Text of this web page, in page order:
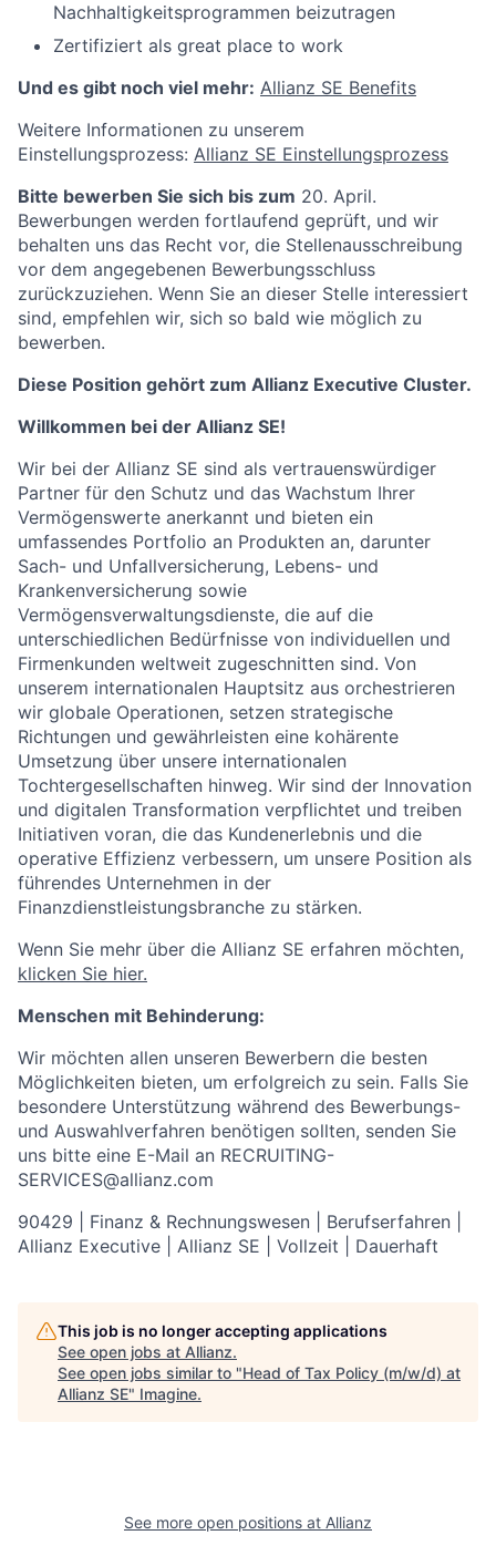
Nachhaltigkeitsprogrammen beizutragen
Zertifiziert als great place to work
Und es gibt noch viel mehr: Allianz SE Benefits
Weitere Informationen zu unserem
Einstellungsprozess: Allianz SE Einstellungsprozess
Bitte bewerben Sie sich bis zum 20. April.
Bewerbungen werden fortlaufend geprüft, und wir
behalten uns das Recht vor, die Stellenausschreibung
vor dem angegebenen Bewerbungsschluss
zurückzuziehen. Wenn Sie an dieser Stelle interessiert
sind, empfehlen wir, sich so bald wie möglich zu
bewerben.
Diese Position gehört zum Allianz Executive Cluster.
Willkommen bei der Allianz SE!
Wir bei der Allianz SE sind als vertrauenswürdiger
Partner für den Schutz und das Wachstum Ihrer
Vermögenswerte anerkannt und bieten ein
umfassendes Portfolio an Produkten an, darunter
Sach- und Unfallversicherung, Lebens- und
Krankenversicherung sowie
Vermögensverwaltungsdienste, die auf die
unterschiedlichen Bedürfnisse von individuellen und
Firmenkunden weltweit zugeschnitten sind. Von
unserem internationalen Hauptsitz aus orchestrieren
wir globale Operationen, setzen strategische
Richtungen und gewährleisten eine kohärente
Umsetzung über unsere internationalen
Tochtergesellschaften hinweg. Wir sind der Innovation
und digitalen Transformation verpflichtet und treiben
Initiativen voran, die das Kundenerlebnis und die
operative Effizienz verbessern, um unsere Position als
führendes Unternehmen in der
Finanzdienstleistungsbranche zu stärken.
Wenn Sie mehr über die Allianz SE erfahren möchten,
klicken Sie hier.
Menschen mit Behinderung:
Wir möchten allen unseren Bewerbern die besten
Möglichkeiten bieten, um erfolgreich zu sein. Falls Sie
besondere Unterstützung während des Bewerbungs-
und Auswahlverfahren benötigen sollten, senden Sie
uns bitte eine E-Mail an RECRUITING-
SERVICES@allianz.com
90429 | Finanz & Rechnungswesen | Berufserfahren |
Allianz Executive | Allianz SE | Vollzeit | Dauerhaft
This job is no longer accepting applications
See open jobs at Allianz.
See open jobs similar to "Head of Tax Policy (m/w/d) at
Allianz SE" Imagine.
See more open positions at Allianz